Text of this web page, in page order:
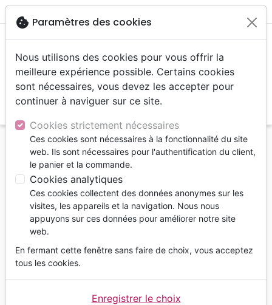
menu
Accueil Jeunesse 0 - 4 ans
0 - 4 ans
Filtrer tune
Jusqu'à 4 ans
cookie Paramètres des cookies
Nous utilisons des cookies pour vous offrir la
meilleure expérience possible. Certains cookies
sont nécessaires, vous devez les accepter pour
continuer à naviguer sur ce site.
Cookies strictement nécessaires
Ces cookies sont nécessaires à la fonctionnalité du site
web. Ils sont nécessaires pour l'authentification du client,
le panier et la commande.
Cookies analytiques
Ces cookies collectent des données anonymes sur les
visites, les appareils et la navigation. Nous nous
appuyons sur ces données pour améliorer notre site
web.
En fermant cette fenêtre sans faire de choix, vous acceptez
tous les cookies.
Enregistrer le choix